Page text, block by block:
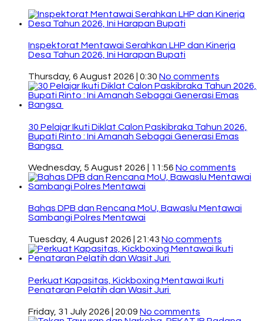
Inspektorat Mentawai Serahkan LHP dan Kinerja
Desa Tahun 2026, Ini Harapan Bupati
Thursday, 6 August 2026 | 0:30 No comments
30 Pelajar Ikuti Diklat Calon Paskibraka Tahun 2026,
Bupati Rinto : Ini Amanah Sebagai Generasi Emas
Bangsa
Wednesday, 5 August 2026 | 11:56 No comments
Bahas DPB dan Rencana MoU, Bawaslu Mentawai
Sambangi Polres Mentawai
Tuesday, 4 August 2026 | 21:43 No comments
Perkuat Kapasitas, Kickboxing Mentawai Ikuti
Penataran Pelatih dan Wasit Juri
Friday, 31 July 2026 | 20:09 No comments